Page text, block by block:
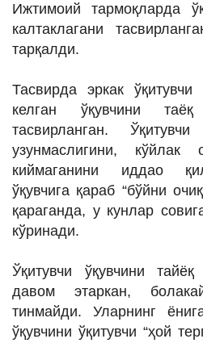
ТЕХНОЛОГИЯ
Ижтимоий тармоқларда
калтаклагани
тарқалди.
Тасвирда эркак
келган ўқувчини
тасвирланган.
узунмаслигини,
киймаганини иддао
ўқувчига қараб “бўйни
қараганда, у кунлар
кўринади.
Ўқитувчи ўқувчини
давом этаркан,
тинмайди. Уларнинг
ўқувчини ўқитувчи “ҳой